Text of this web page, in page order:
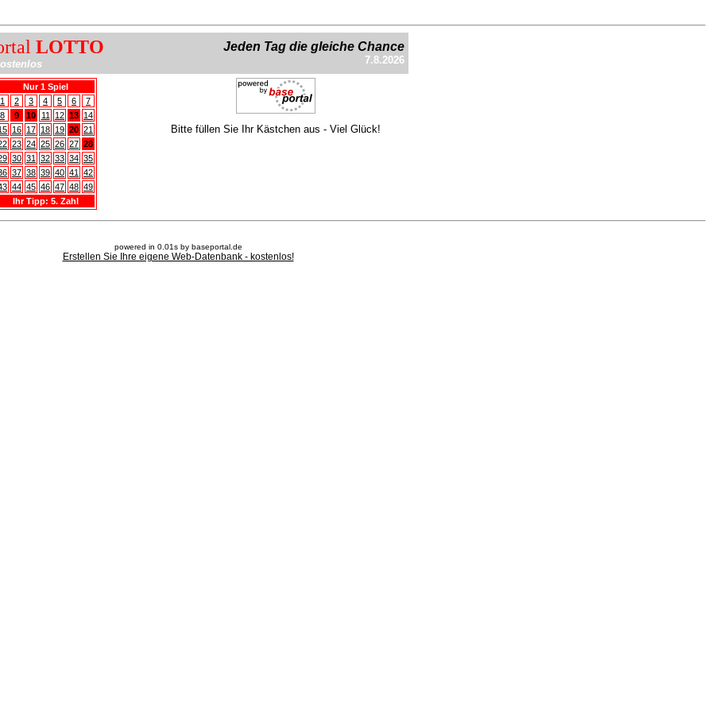
LOTTO Jeden Tag die gleiche Chance
7.8.2026
Nur 1 Spiel
1
2 3 4 5 6
7
8
9 10 11 12 13 14
16 17 18 19 20 21
23 24 25 26 27 28
30 31 32 33 34 35
37 38 39 40 41
42
44 45 46 47 48 49
Ihr Tipp: 5. Zahl
Bitte füllen Sie Ihr Kästchen aus - Viel Glück!
powered in 0.01s by baseportal.de
Erstellen Sie Ihre eigene Web-Datenbank - kostenlos!